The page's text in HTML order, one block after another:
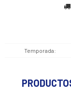
Temporada